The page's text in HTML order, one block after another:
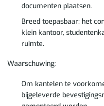
documenten plaatsen.
Breed toepasbaar: het
klein kantoor,
ruimte.
Waarschuwing:
Om kantelen te
bijgeleverde